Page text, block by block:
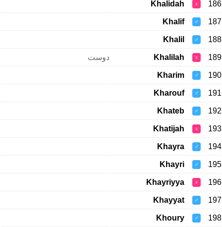
186
♀
Khalidah
187
♂
Khalif
188
♂
Khalil
189
♀
Khalilah دوست
190
♂
Kharim
191
♂
Kharouf
192
♂
Khateb
193
♀
Khatijah
194
♂
Khayra
195
♂
Khayri
196
♀
Khayriyya
197
♂
Khayyat
198
♂
Khoury